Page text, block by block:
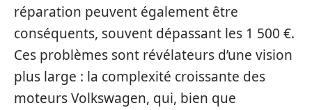
réparation peuvent également être
conséquents, souvent dépassant les 1 500 €.
Ces problèmes sont révélateurs d’une vision
plus large : la complexité croissante des
moteurs Volkswagen, qui, bien que